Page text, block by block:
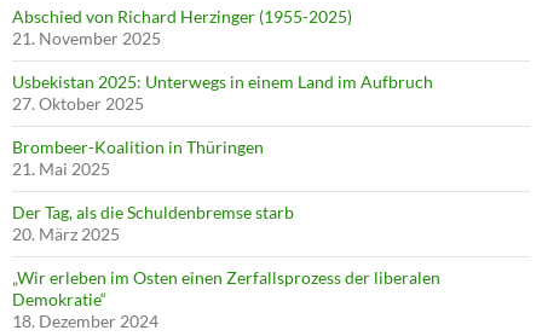
Abschied von Richard Herzinger (1955-2025)
21. November 2025
Usbekistan 2025: Unterwegs in einem Land im Aufbruch
27. Oktober 2025
Brombeer-Koalition in Thüringen
21. Mai 2025
Der Tag, als die Schuldenbremse starb
20. März 2025
„Wir erleben im Osten einen Zerfallsprozess der liberalen
Demokratie“
18. Dezember 2024